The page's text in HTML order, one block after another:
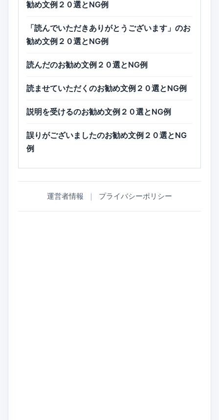
勧め文例２０選とNG例
「読んでいただきありがとうございます」のお
勧め文例２０選とNG例
読んだのお勧め文例２０選とNG例
読ませていただくのお勧め文例２０選とNG例
説明を受けるのお勧め文例２０選とNG例
誤りがございましたのお勧め文例２０選とNG
例
運営者情報 ｜ プライバシーポリシー